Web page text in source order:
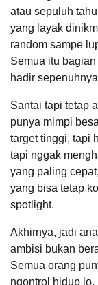
atau sepuluh
yang layak
random sampe
Semua itu
hadir
Santai tapi tetap
punya mimpi
target tinggi, tapi
tapi nggak
yang paling
yang bisa tetap
spotlight.
Akhirnya, jadi
ambisi bukan
Semua orang
ngontrol hidup